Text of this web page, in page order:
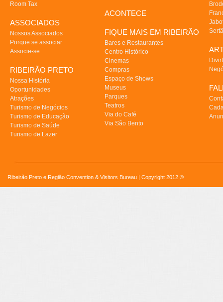
Room Tax
ASSOCIADOS
Nossos Associados
Porque se associar
Associe-se
RIBEIRÃO PRETO
Nossa História
Oportunidades
Atrações
Turismo de Negócios
Turismo de Educação
Turismo de Saúde
Turismo de Lazer
ACONTECE
FIQUE MAIS EM RIBEIRÃO
Bares e Restaurantes
Centro Histórico
Cinemas
Compras
Espaço de Shows
Museus
Parques
Teatros
Via do Café
Via São Bento
Ribeirão Preto e Região Convention & Visitors Bureau | Copyright 2012 ©